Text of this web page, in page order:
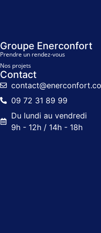
Groupe Enerconfort
Prendre un rendez-vous
Nos projets
Contact
09 72 31 89 99
Du lundi au vendredi
9h - 12h / 14h - 18h